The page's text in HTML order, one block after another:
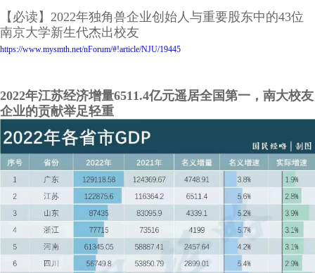
【必读】2022年独角兽企业创始人与重要股东中的43位
南京大学新生代杰出校友
https://www.mysmth.net/nForum/#!article/NJU/19445
2022年江苏经济增量6511.4亿元遥居全国第一，南大校友
企业的贡献举足轻重